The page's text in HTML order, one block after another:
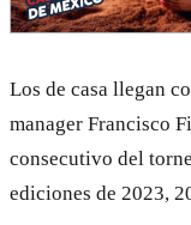
Los de casa llegan
manager Francisco
consecutivo del
ediciones de 2023,